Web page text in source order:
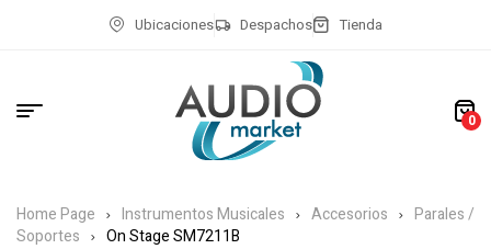
Ubicaciones Despachos Tienda
0
Home Page Instrumentos Musicales Accesorios
Parales /
Soportes
On Stage SM7211B